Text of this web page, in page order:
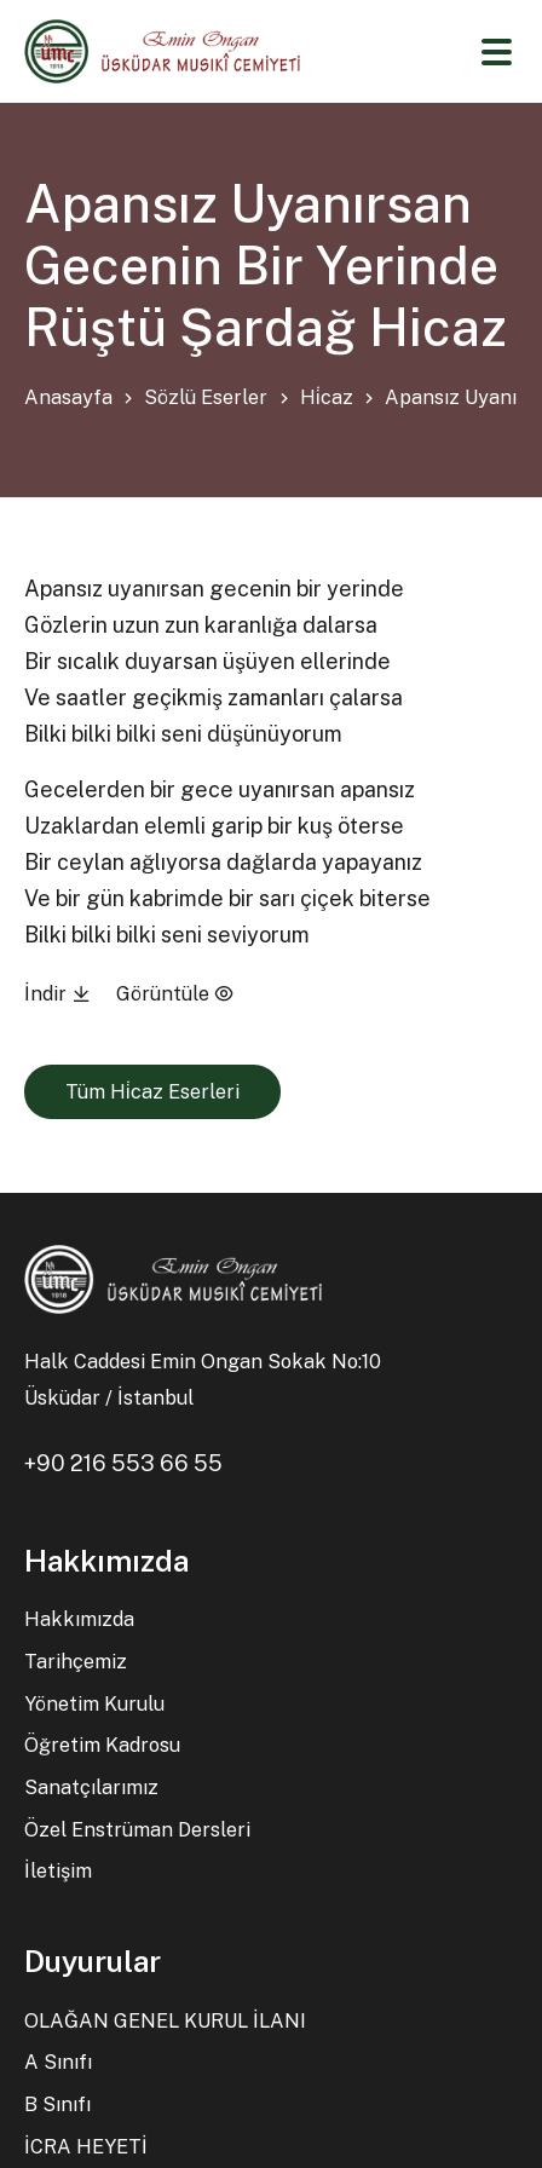
Apansız Uyanırsan
Gecenin Bir Yerinde
Rüştü Şardağ Hicaz
Anasayfa Sözlü Eserler Hi̇caz Apansız
Apansız uyanırsan gecenin bir yerinde
Gözlerin uzun zun karanlığa dalarsa
Bir sıcalık duyarsan üşüyen ellerinde
Ve saatler geçikmiş zamanları çalarsa
Bilki bilki bilki seni düşünüyorum
Gecelerden bir gece uyanırsan apansız
Uzaklardan elemli garip bir kuş öterse
Bir ceylan ağlıyorsa dağlarda yapayanız
Ve bir gün kabrimde bir sarı çiçek biterse
Bilki bilki bilki seni seviyorum
İndir Görüntüle
Tüm Hi̇caz Eserleri
Halk Caddesi Emin Ongan Sokak No:10
Üsküdar / İstanbul
+90 216 553 66 55
Hakkımızda
Hakkımızda
Tarihçemiz
Yönetim Kurulu
Öğretim Kadrosu
Sanatçılarımız
Özel Enstrüman Dersleri
İletişim
Duyurular
OLAĞAN GENEL KURUL İLANI
A Sınıfı
B Sınıfı
İCRA HEYETİ